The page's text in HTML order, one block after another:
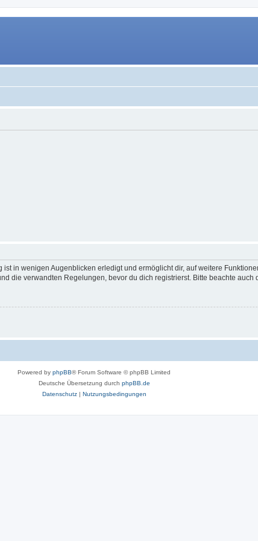
in wenigen Augenblicken erledigt und ermöglicht dir, auf weitere
die verwandten Regelungen, bevor du dich registrierst. Bitte beachte
Powered by phpBB® Forum Software © phpBB Limited
Deutsche Übersetzung durch phpBB.de
Datenschutz| Nutzungsbedingungen